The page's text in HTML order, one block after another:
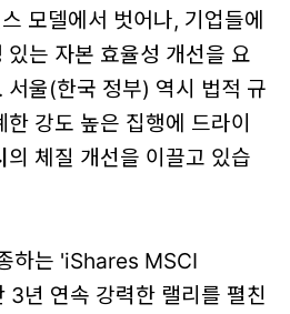
모델에서 벗어나, 기업들에
는 자본 효율성 개선을 요
서울(한국 정부) 역시 법적 규
강도 높은 집행에 드라이
의 체질 개선을 이끌고 있습
하는 'iShares MSCI
3년 연속 강력한 랠리를 펼친